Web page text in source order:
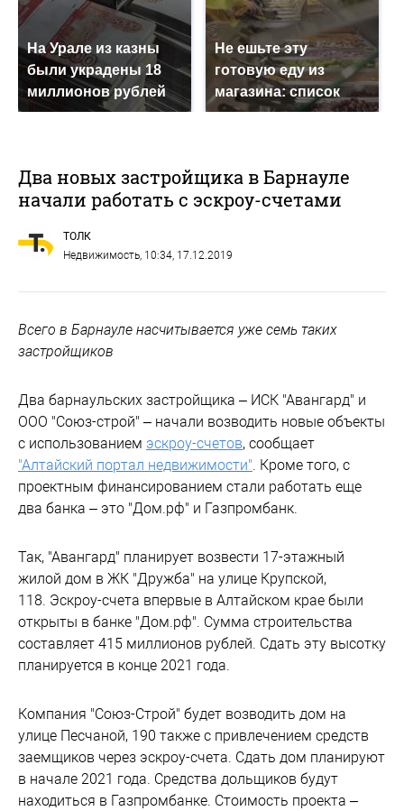
На Урале из казны
были украдены 18
миллионов рублей
Не ешьте эту
готовую еду из
магазина: список
Два новых застройщика в Барнауле
начали работать с эскроу-счетами
ТОЛК
Недвижимость, 10:34, 17.12.2019
Всего в Барнауле насчитывается уже семь таких
застройщиков
Два барнаульских застройщика – ИСК "Авангард" и
ООО "Союз-строй" – начали возводить новые объекты
с использованием эскроу-счетов, сообщает
"Алтайский портал недвижимости". Кроме того, с
проектным финансированием стали работать еще
два банка – это "Дом.рф" и Газпромбанк.
Так, "Авангард" планирует возвести 17-этажный
жилой дом в ЖК "Дружба" на улице Крупской,
118. Эскроу-счета впервые в Алтайском крае были
открыты в банке "Дом.рф". Сумма строительства
составляет 415 миллионов рублей. Сдать эту высотку
планируется в конце 2021 года.
Компания "Союз-Строй" будет возводить дом на
улице Песчаной, 190 также с привлечением средств
заемщиков через эскроу-счета. Сдать дом планируют
в начале 2021 года. Средства дольщиков будут
находиться в Газпромбанке. Стоимость проекта –